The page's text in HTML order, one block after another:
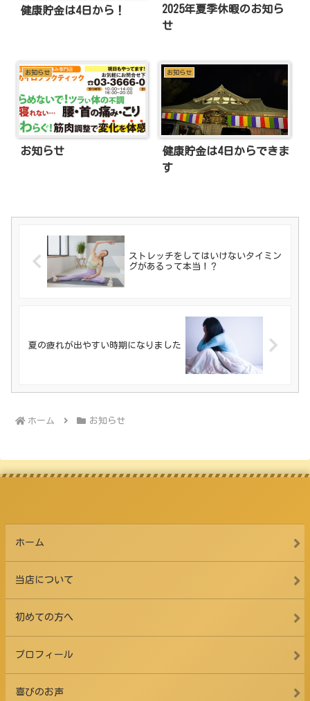
健康貯金は4日から！
2025年夏季休暇のお知ら
せ
お知らせ
お知らせ
お知らせ
健康貯金は4日からできま
す
ストレッチをしてはいけないタイミン
グがあるって本当！？
夏の疲れが出やすい時期になりました
ホーム お知らせ
ホーム
当店について
初めての方へ
プロフィール
喜びのお声